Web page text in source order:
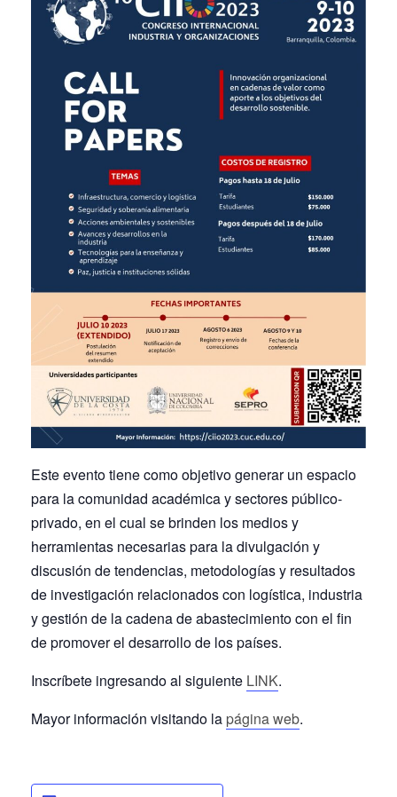
Este evento tiene como objetivo generar un espacio
para la comunidad académica y sectores público-
privado, en el cual se brinden los medios y
herramientas necesarias para la divulgación y
discusión de tendencias, metodologías y resultados
de investigación relacionados con logística, industria
y gestión de la cadena de abastecimiento con el fin
de promover el desarrollo de los países.
Inscríbete ingresando al siguiente LINK.
Mayor información visitando la página web.